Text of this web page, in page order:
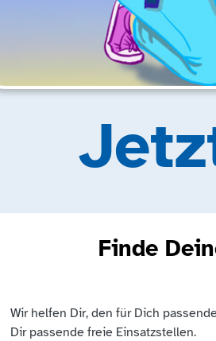
Finde
Wir helfen Dir, den für Dich
Dir passende freie Einsatzstellen.